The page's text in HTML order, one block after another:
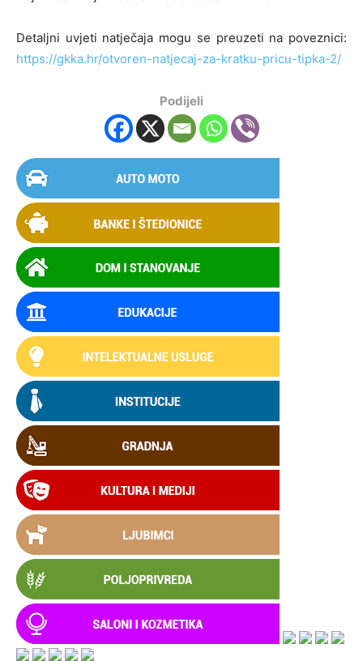
Detaljni uvjeti natječaja mogu se preuzeti na poveznici:
https://gkka.hr/otvoren-natjecaj-za-kratku-pricu-tipka-2/
Podijeli